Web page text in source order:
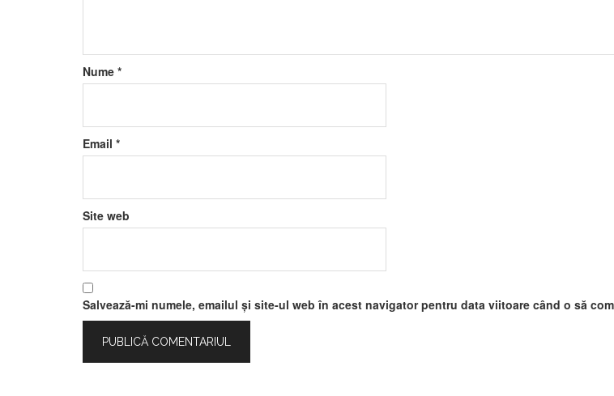
Nume *
Email *
Site web
Salvează-mi numele, emailul și site-ul web în acest navigator pentru data viitoare când o să